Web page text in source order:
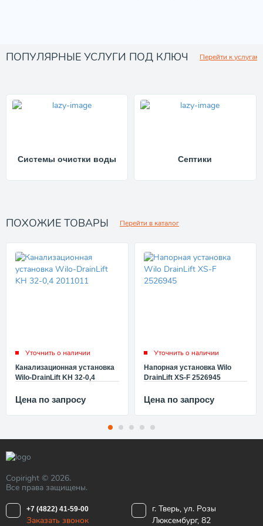
ПОПУЛЯРНЫЕ УСЛУГИ ПОД КЛЮЧ Перейти к услугам
Системы очистки воды Септики
ПОХОЖИЕ ТОВАРЫ Перейти в каталог
Уточнить о наличии
Канализационная установка
Wilo-DrainLift KH 32-0,4
Цена по запросу
Уточнить о наличии
Напорная установка Wilo
DrainLift XS-F 2526945
Цена по запросу
Copiright © 2026.
Все права защищены.
+7 (4822) 41-59-00
Заказать звонок
г. Тверь, ул. Розы
Люксембург, 82